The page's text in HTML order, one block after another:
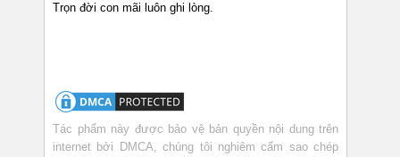
Trọn đời con mãi luôn ghi lòng.
Tác phẩm này được bảo vệ bản quyền nội dung trên
internet bởi DMCA, chúng tôi nghiêm cấm sao chép